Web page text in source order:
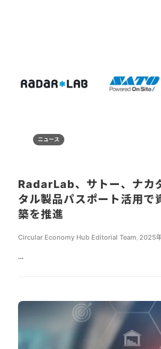
ニュース
RadarLab、サトー、ナカ
タル製品パスポート活用で
築を推進
Circular Economy Hub Editorial Team 2025
...